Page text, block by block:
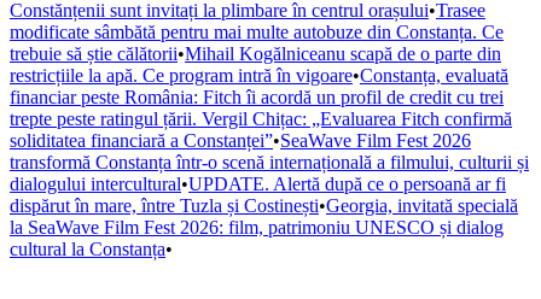
Constănțenii sunt invitați la plimbare în centrul orașului•Trasee
modificate sâmbătă pentru mai multe autobuze din Constanța. Ce
trebuie să știe călătorii•Mihail Kogălniceanu scapă de o parte din
restricțiile la apă. Ce program intră în vigoare•Constanța, evaluată
financiar peste România: Fitch îi acordă un profil de credit cu trei
trepte peste ratingul țării. Vergil Chițac: „Evaluarea Fitch confirmă
soliditatea financiară a Constanței”•SeaWave Film Fest 2026
transformă Constanța într-o scenă internațională a filmului, culturii și
dialogului intercultural•UPDATE. Alertă după ce o persoană ar fi
dispărut în mare, între Tuzla și Costinești•Georgia, invitată specială
la SeaWave Film Fest 2026: film, patrimoniu UNESCO și dialog
cultural la Constanța•